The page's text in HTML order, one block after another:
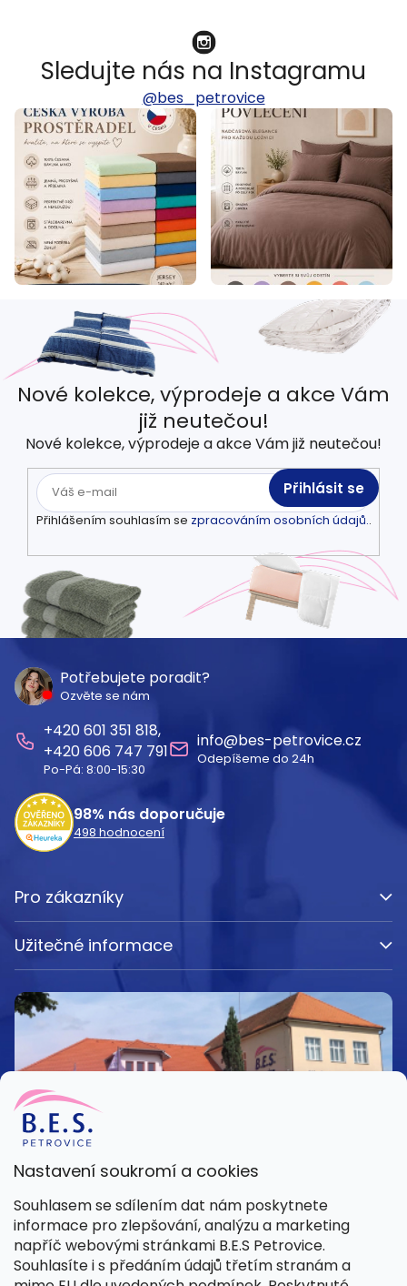
Nastavení soukromí a cookies
Souhlasem se sdílením dat nám poskytnete
informace pro zlepšování, analýzu a marketing
napříč webovými stránkami B.E.S Petrovice.
Souhlasíte i s předáním údajů třetím stranám a
Sledujte nás na Instagramu
@bes_petrovice
Nové kolekce, výprodeje a akce Vám
již neutečou!
Nové kolekce, výprodeje a akce Vám již neutečou!
Přihlášením souhlasím se zpracováním osobních údajů..
Přihlásit se
Potřebujete poradit?
Ozvěte se nám
601 351 818
606 747 791
Po-Pá: 8:00-15:30
info@bes-petrovice.cz
Odepíšeme do 24h
98% nás doporučuje
498 hodnocení
Pro zákazníky
Užitečné informace
Kamenná prodejna
Pondělí – Pátek 8:00 – 15:30
Petrovice 42, 262 55 Petrovice
Více informací